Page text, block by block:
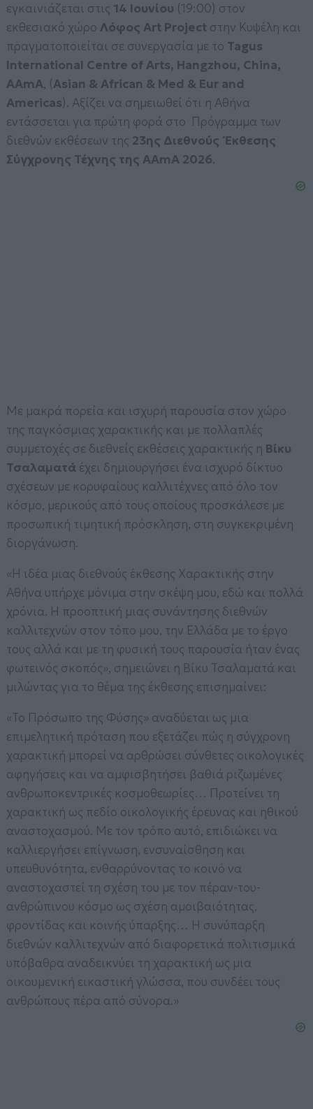
εγκαινιάζεται στις 14 Ιουνίου (19:00) στον
εκθεσιακό χώρο Λόφος Art Project στην Κυψέλη και
πραγματοποιείται σε συνεργασία με το Tagus
International Centre of Arts, Hangzhou, China,
AAmA, (Asian & African & Med & Eur and
Americas). Αξίζει να σημειωθεί ότι η Αθήνα
εντάσσεται για πρώτη φορά στο Πρόγραμμα των
διεθνών εκθέσεων της 23ης Διεθνούς Έκθεσης
Σύγχρονης Τέχνης της AAmA 2026.
Με μακρά πορεία και ισχυρή παρουσία στον χώρο
της παγκόσμιας χαρακτικής και με πολλαπλές
συμμετοχές σε διεθνείς εκθέσεις χαρακτικής η Βίκυ
Τσαλαματά έχει δημιουργήσει ένα ισχυρό δίκτυο
σχέσεων με κορυφαίους καλλιτέχνες από όλο τον
κόσμο, μερικούς από τους οποίους προσκάλεσε με
προσωπική τιμητική πρόσκληση, στη συγκεκριμένη
διοργάνωση.
«Η ιδέα μιας διεθνούς έκθεσης Χαρακτικής στην
Αθήνα υπήρχε μόνιμα στην σκέψη μου, εδώ και πολλά
χρόνια. Η προοπτική μιας συνάντησης διεθνών
καλλιτεχνών στον τόπο μου, την Ελλάδα με το έργο
τους αλλά και με τη φυσική τους παρουσία ήταν ένας
φωτεινός σκοπός», σημειώνει η Βίκυ Τσαλαματά και
μιλώντας για το θέμα της έκθεσης επισημαίνει:
«Το Πρόσωπο της Φύσης» αναδύεται ως μια
επιμελητική πρόταση που εξετάζει πώς η σύγχρονη
χαρακτική μπορεί να αρθρώσει σύνθετες οικολογικές
αφηγήσεις και να αμφισβητήσει βαθιά ριζωμένες
ανθρωποκεντρικές κοσμοθεωρίες… Προτείνει τη
χαρακτική ως πεδίο οικολογικής έρευνας και ηθικού
αναστοχασμού. Με τον τρόπο αυτό, επιδιώκει να
καλλιεργήσει επίγνωση, ενσυναίσθηση και
υπευθυνότητα, ενθαρρύνοντας το κοινό να
αναστοχαστεί τη σχέση του με τον πέραν-του-
ανθρώπινου κόσμο ως σχέση αμοιβαιότητας,
φροντίδας και κοινής ύπαρξης… Η συνύπαρξη
διεθνών καλλιτεχνών από διαφορετικά πολιτισμικά
υπόβαθρα αναδεικνύει τη χαρακτική ως μια
οικουμενική εικαστική γλώσσα, που συνδέει τους
ανθρώπους πέρα από σύνορα.»